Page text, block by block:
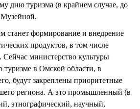
дню туризма (в крайнем случае, до
Музейной.
станет формирование и внедрение
продуктов, в том числе
министерство культуры
туризме в Омской области, в
будут закреплены приоритетные
региона. А это промышленный (в
этнографический, научный,